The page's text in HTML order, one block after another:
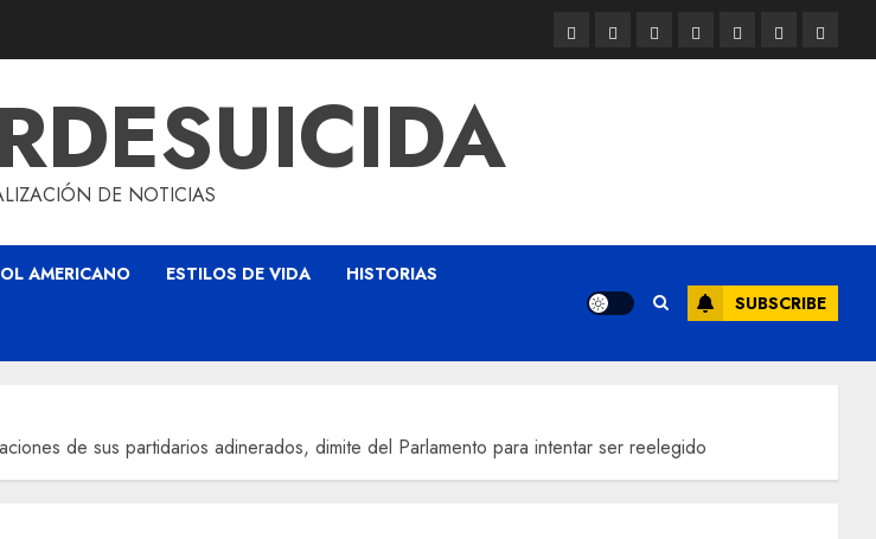
DE NOTICIAS
AMERICANO ESTILOS DE VIDA HISTORIAS
SUBSCRIBE
de sus partidarios adinerados, dimite del Parlamento para intentar ser reelegido